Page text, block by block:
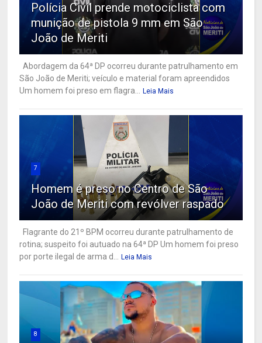
Polícia Civil prende motociclista com
munição de pistola 9 mm em São
João de Meriti
Abordagem da 64ª DP ocorreu durante patrulhamento em
São João de Meriti; veículo e material foram apreendidos
Um homem foi preso em flagra... Leia Mais
7
Homem é preso no Centro de São
João de Meriti com revólver raspado
Flagrante do 21º BPM ocorreu durante patrulhamento de
rotina; suspeito foi autuado na 64ª DP Um homem foi preso
por porte ilegal de arma d... Leia Mais
8